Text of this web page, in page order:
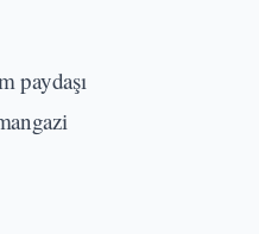
paydaşı